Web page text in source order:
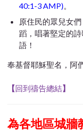
40:1-3 AMP)
原住民的眾兒女
蹈，唱著堅定的
語！
奉基督耶穌聖名，阿
【回到禱告總結】
為各地區城牆